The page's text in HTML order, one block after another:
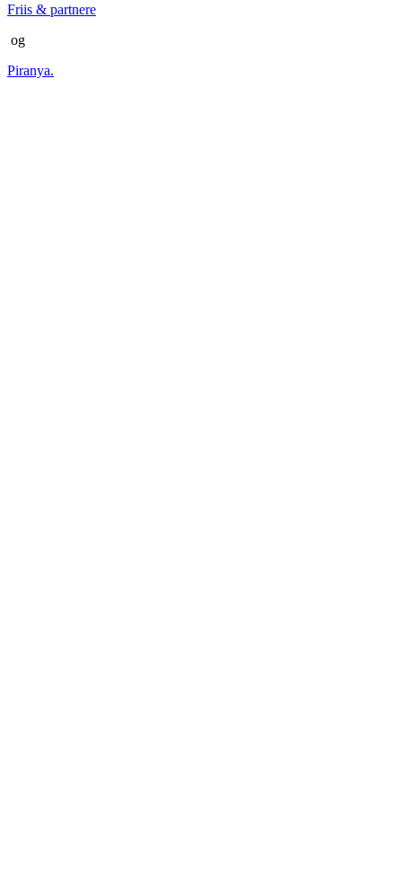
Friis & partnere
og
Piranya.